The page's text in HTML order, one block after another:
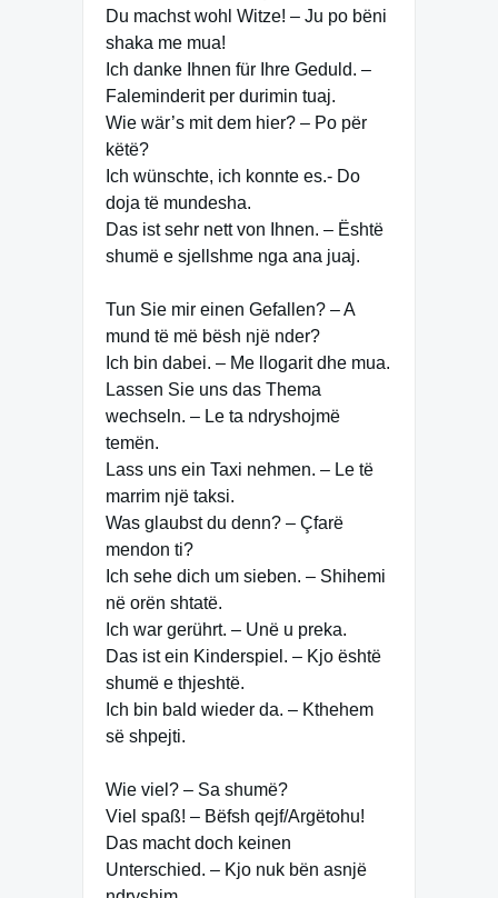
Du machst wohl Witze! – Ju po bëni
shaka me mua!
Ich danke Ihnen für Ihre Geduld. –
Faleminderit per durimin tuaj.
Wie wär’s mit dem hier? – Po për
këtë?
Ich wünschte, ich konnte es.- Do
doja të mundesha.
Das ist sehr nett von Ihnen. – Është
shumë e sjellshme nga ana juaj.
Tun Sie mir einen Gefallen? – A
mund të më bësh një nder?
Ich bin dabei. – Me llogarit dhe mua.
Lassen Sie uns das Thema
wechseln. – Le ta ndryshojmë
temën.
Lass uns ein Taxi nehmen. – Le të
marrim një taksi.
Was glaubst du denn? – Çfarë
mendon ti?
Ich sehe dich um sieben. – Shihemi
në orën shtatë.
Ich war gerührt. – Unë u preka.
Das ist ein Kinderspiel. – Kjo është
shumë e thjeshtë.
Ich bin bald wieder da. – Kthehem
së shpejti.
Wie viel? – Sa shumë?
Viel spaß! – Bëfsh qejf/Argëtohu!
Das macht doch keinen
Unterschied. – Kjo nuk bën asnjë